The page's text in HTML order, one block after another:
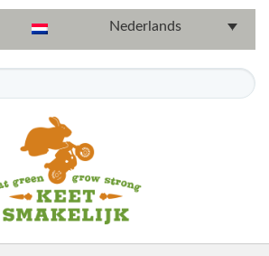
Nederlands